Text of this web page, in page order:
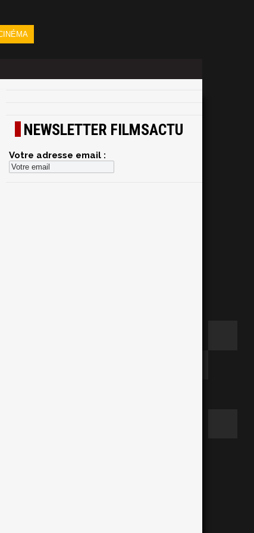
NEWSLETTER FILMSACTU
Votre adresse email :